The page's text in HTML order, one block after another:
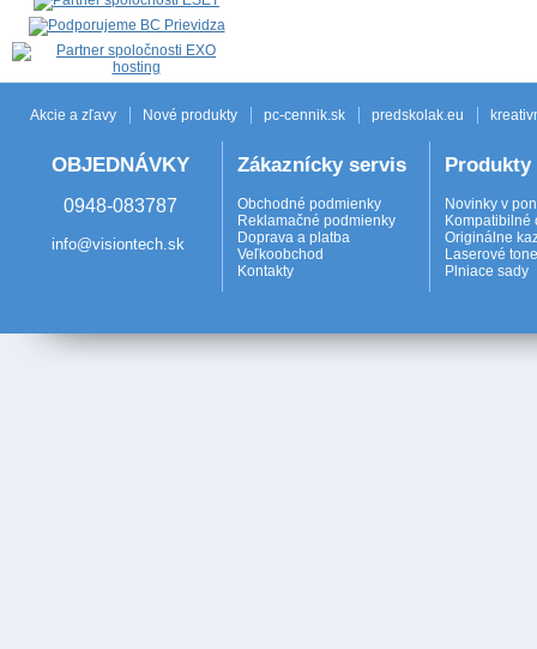
Akcie a zľavy Nové produkty pc-cennik.sk predskolak.eu
OBJEDNÁVKY
0948-083787
info@visiontech.sk
Zákaznícky servis
Obchodné podmienky
Reklamačné podmienky
Doprava a platba
Veľkoobchod
Kontakty
Produkty
Novinky v
Kompatibilné
Originálne
Laserové
Plniace sady